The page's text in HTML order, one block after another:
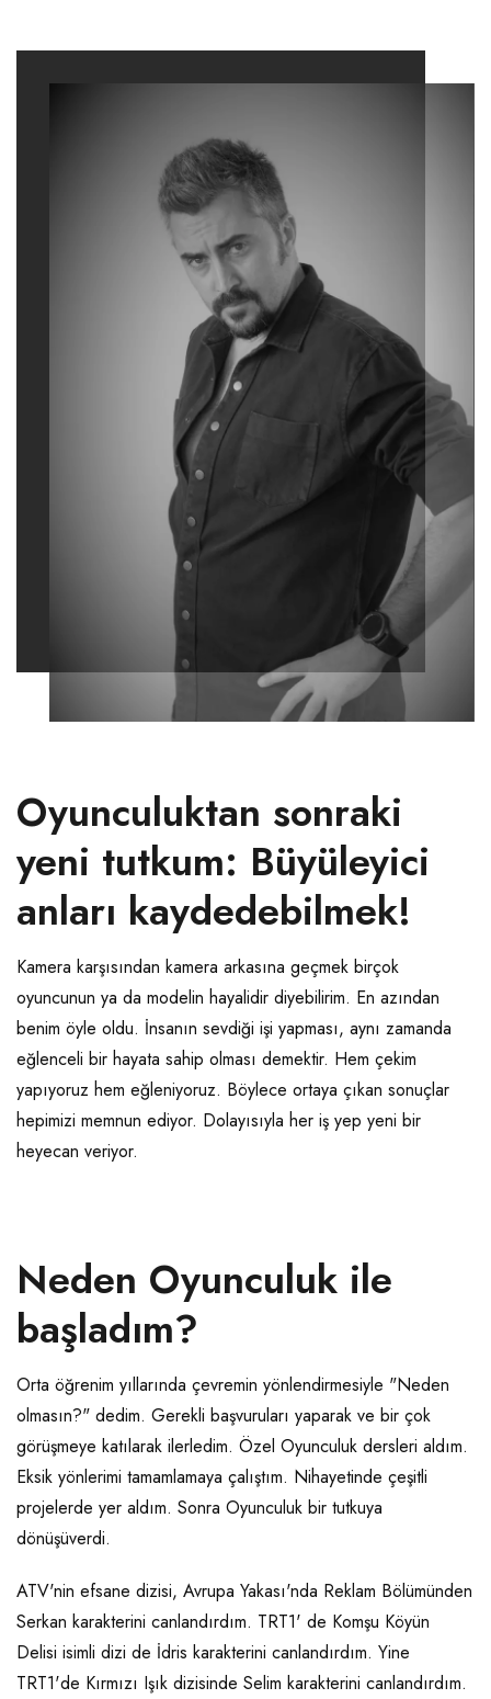
Oyunculuktan sonraki
yeni tutkum: Büyüleyici
anları kaydedebilmek!
Kamera karşısından kamera arkasına geçmek birçok
oyuncunun ya da modelin hayalidir diyebilirim. En azından
benim öyle oldu. İnsanın sevdiği işi yapması, aynı zamanda
eğlenceli bir hayata sahip olması demektir. Hem çekim
yapıyoruz hem eğleniyoruz. Böylece ortaya çıkan sonuçlar
hepimizi memnun ediyor. Dolayısıyla her iş yep yeni bir
heyecan veriyor.
Neden Oyunculuk ile
başladım?
Orta öğrenim yıllarında çevremin yönlendirmesiyle "Neden
olmasın?" dedim. Gerekli başvuruları yaparak ve bir çok
görüşmeye katılarak ilerledim. Özel Oyunculuk dersleri aldım.
Eksik yönlerimi tamamlamaya çalıştım. Nihayetinde çeşitli
projelerde yer aldım. Sonra Oyunculuk bir tutkuya
dönüşüverdi.
ATV'nin efsane dizisi, Avrupa Yakası'nda Reklam Bölümünden
Serkan karakterini canlandırdım. TRT1' de Komşu Köyün
Delisi isimli dizi de İdris karakterini canlandırdım. Yine
TRT1'de Kırmızı Işık dizisinde Selim karakterini canlandırdım.